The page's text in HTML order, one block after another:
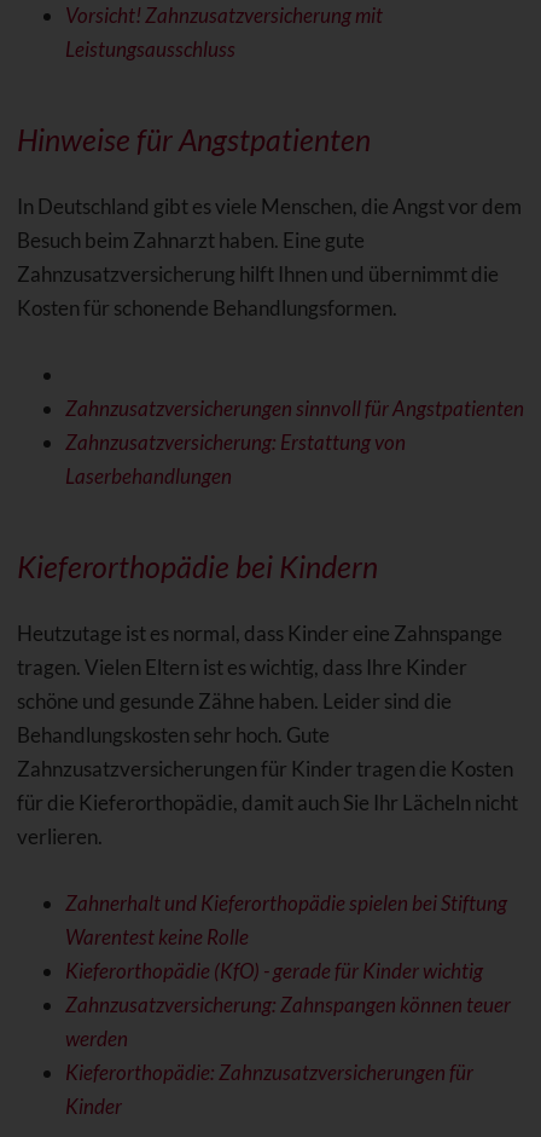
Vorsicht! Zahnzusatzversicherung mit
Leistungsausschluss
Hinweise für Angstpatienten
In Deutschland gibt es viele Menschen, die Angst vor dem
Besuch beim Zahnarzt haben. Eine gute
Zahnzusatzversicherung hilft Ihnen und übernimmt die
Kosten für schonende Behandlungsformen.
Zahnzusatzversicherungen sinnvoll für Angstpatienten
Zahnzusatzversicherung: Erstattung von
Laserbehandlungen
Kieferorthopädie bei Kindern
Heutzutage ist es normal, dass Kinder eine Zahnspange
tragen. Vielen Eltern ist es wichtig, dass Ihre Kinder
schöne und gesunde Zähne haben. Leider sind die
Behandlungskosten sehr hoch. Gute
Zahnzusatzversicherungen für Kinder tragen die Kosten
für die Kieferorthopädie, damit auch Sie Ihr Lächeln nicht
verlieren.
Zahnerhalt und Kieferorthopädie spielen bei Stiftung
Warentest keine Rolle
Kieferorthopädie (KfO) - gerade für Kinder wichtig
Zahnzusatzversicherung: Zahnspangen können teuer
werden
Kieferorthopädie: Zahnzusatzversicherungen für
Kinder